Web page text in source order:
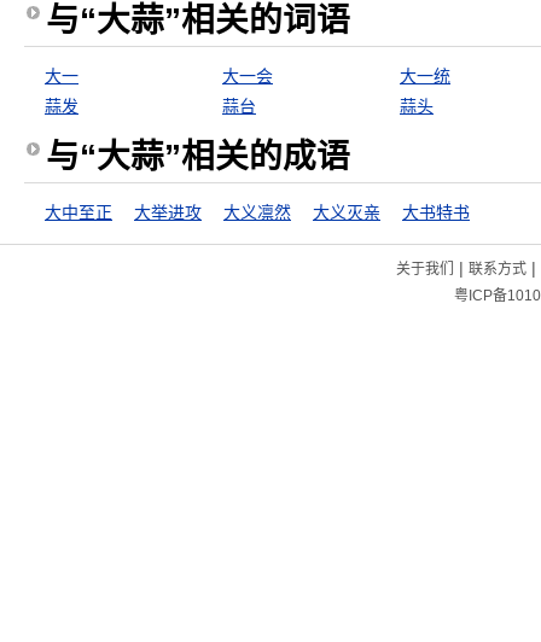
与“大蒜”相关的词语
大一 大一会
大一统
蒜发
蒜台 蒜头
与“大蒜”相关的成语
大中至正 大举进攻 大义凛然 大义灭亲 大书特书
关于我们 | 联系方式|
粤ICP备